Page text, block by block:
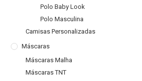
Polo Baby Look
Polo Masculina
Camisas Personalizadas
Máscaras
Máscaras Malha
Máscaras TNT